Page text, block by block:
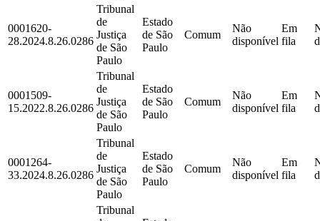
0001620-
28.2024.8.26.0286
Tribunal
de
Justiça
de São
Paulo
Estado
de São
Paulo
Comum
Não
disponível
Em
fila
0001509-
15.2022.8.26.0286
Tribunal
de
Justiça
de São
Paulo
Estado
de São
Paulo
Comum
Não
disponível
Em
fila
0001264-
33.2024.8.26.0286
Tribunal
de
Justiça
de São
Paulo
Estado
de São
Paulo
Comum
Não
disponível
Em
fila
Tribunal